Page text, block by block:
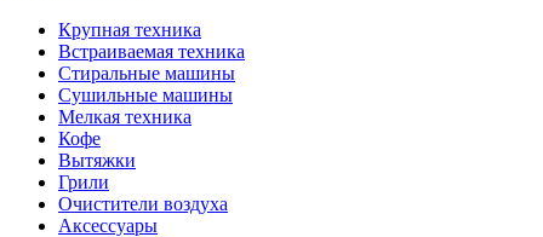
Крупная техника
Встраиваемая техника
Стиральные машины
Сушильные машины
Мелкая техника
Кофе
Вытяжки
Грили
Очистители воздуха
Аксессуары